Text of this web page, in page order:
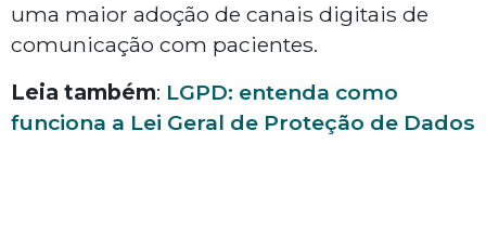
uma maior adoção de canais digitais de
comunicação com pacientes.
Leia também: LGPD: entenda como
funciona a Lei Geral de Proteção de Dados